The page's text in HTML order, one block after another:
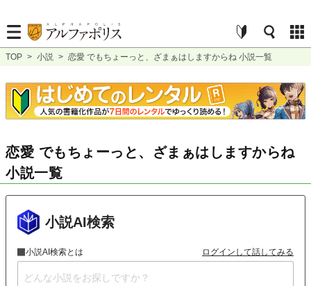
TOP > 小説 > 恋愛 でもちょーっと、ざまぁはしますからね 小説一覧
恋愛 でもちょーっと、ざまぁはしますからね
小説一覧
小説AI検索
小説AI検索とは ログインして話してみる